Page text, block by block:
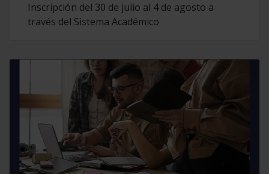
Inscripción del 30 de julio al 4 de agosto a
través del Sistema Académico